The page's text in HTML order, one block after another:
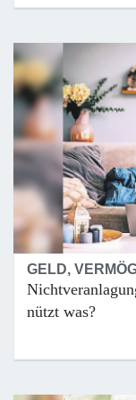
GELD,
nützt was?